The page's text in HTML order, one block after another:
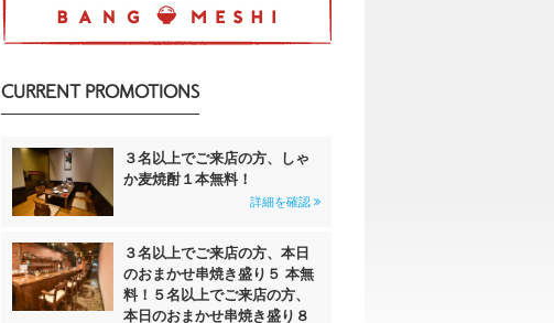
CURRENT PROMOTIONS
３名以上でご来店の方、しゃ
か麦焼酎１本無料！
詳細を確認
３名以上でご来店の方、本日
のおまかせ串焼き盛り５ 本無
料！５名以上でご来店の方、
本日のおまかせ串焼き盛り８